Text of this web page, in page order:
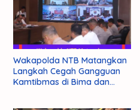
Wakapolda NTB Matangkan
Langkah Cegah Gangguan
Kamtibmas di Bima dan